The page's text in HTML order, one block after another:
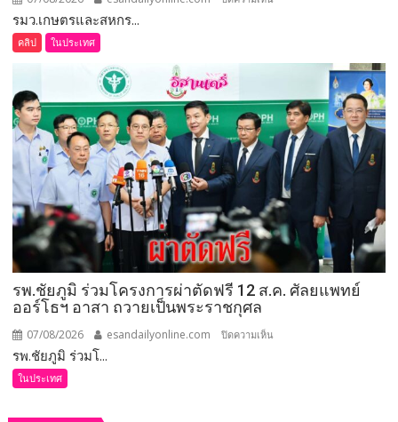
สหกรณ์
ลงพื้น
ที่
จังหวัด
เลย
มอบ
5
สั่ง
การ
รมว.เกษตรและสหกร...
คลิป ในประเทศ
รพ.ชัยภูมิ ร่วมโครงการผ่าตัดฟรี 12 ส.ค. ศัลยแพทย์
ออร์โธฯ อาสา ถวายเป็นพระราชกุศล
07/08/2026 esandailyonline.com ปิดความเห็น
รพ.ชัยภูมิ ร่วมโ...
ในประเทศ